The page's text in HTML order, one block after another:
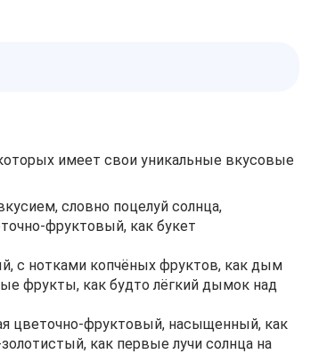
имеет свои уникальные вкусовые
словно поцелуй солнца,
фруктовый, как букет
с нотками копчёных фруктов, как дым
фрукты, как будто лёгкий дымок над
цветочно-фруктовый, насыщенный, как
как первые лучи солнца на